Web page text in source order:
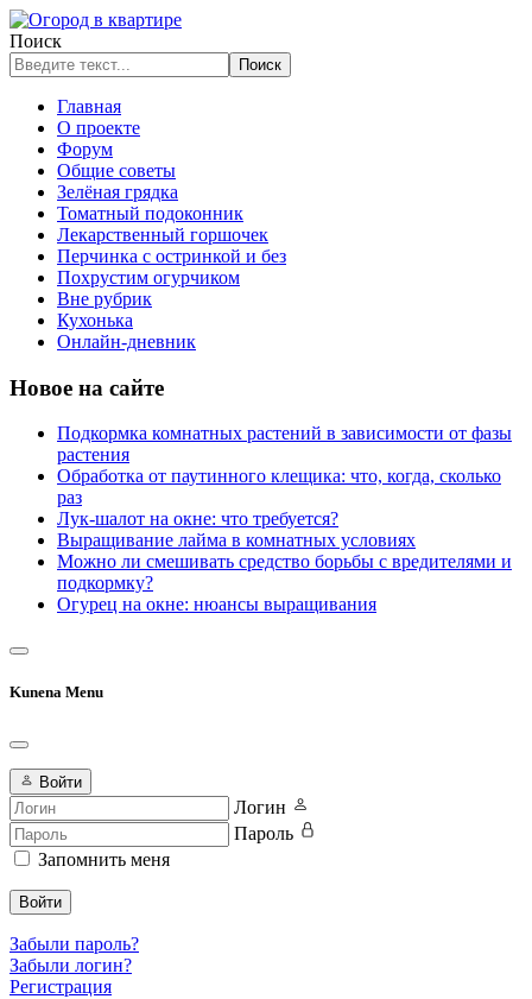
Поиск
Поиск
Главная
О проекте
Форум
Общие советы
Зелёная грядка
Томатный подоконник
Лекарственный горшочек
Перчинка с остринкой и без
Похрустим огурчиком
Вне рубрик
Кухонька
Онлайн-дневник
Новое на сайте
Подкормка комнатных растений в зависимости от фазы
растения
Обработка от паутинного клещика: что, когда, сколько
раз
Лук-шалот на окне: что требуется?
Выращивание лайма в комнатных условиях
Можно ли смешивать средство борьбы с вредителями и
подкормку?
Огурец на окне: нюансы выращивания
Kunena Menu
Войти
Логин
Пароль
Запомнить меня
Войти
Забыли пароль?
Забыли логин?
Регистрация